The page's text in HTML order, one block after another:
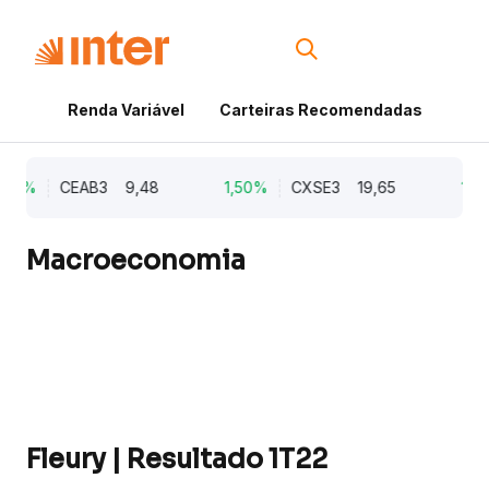
Renda Variável Carteiras Recomendadas
CEAB3 9,48 1,50% CXSE3 19,65
Macroeconomia
Fleury | Resultado 1T22